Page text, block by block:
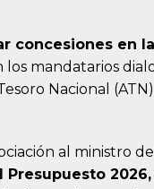
concesiones en
los mandatarios
Nacional
al ministro
2026,